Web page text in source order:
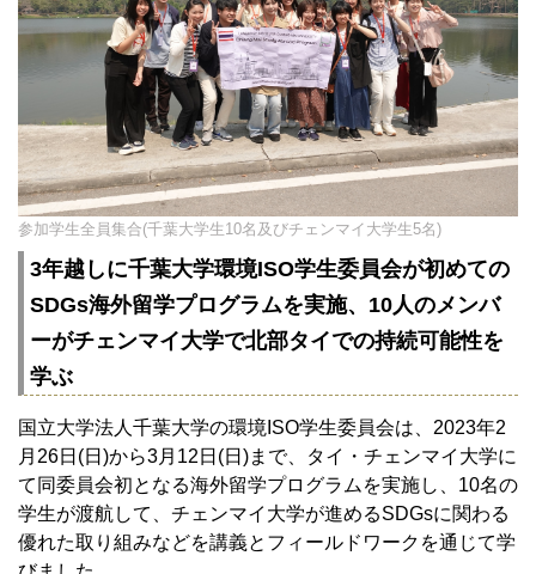
参加学生全員集合(千葉大学生10名及びチェンマイ大学生5名)
3年越しに千葉大学環境ISO学生委員会が初めての
SDGs海外留学プログラムを実施、10人のメンバ
ーがチェンマイ大学で北部タイでの持続可能性を
学ぶ
国立大学法人千葉大学の環境ISO学生委員会は、2023年2
月26日(日)から3月12日(日)まで、タイ・チェンマイ大学に
て同委員会初となる海外留学プログラムを実施し、10名の
学生が渡航して、チェンマイ大学が進めるSDGsに関わる
優れた取り組みなどを講義とフィールドワークを通じて学